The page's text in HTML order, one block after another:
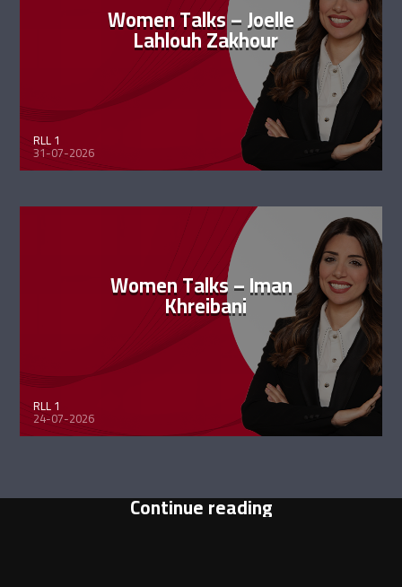
Women Talks – Joelle
Lahlouh Zakhour
RLL 1
31-07-2026
Women Talks – Iman
Khreibani
RLL 1
24-07-2026
Continue reading